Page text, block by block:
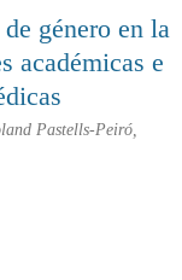
género en la
académicas e
Pastells-Peiró,